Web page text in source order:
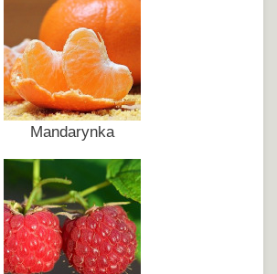
Mandarynka